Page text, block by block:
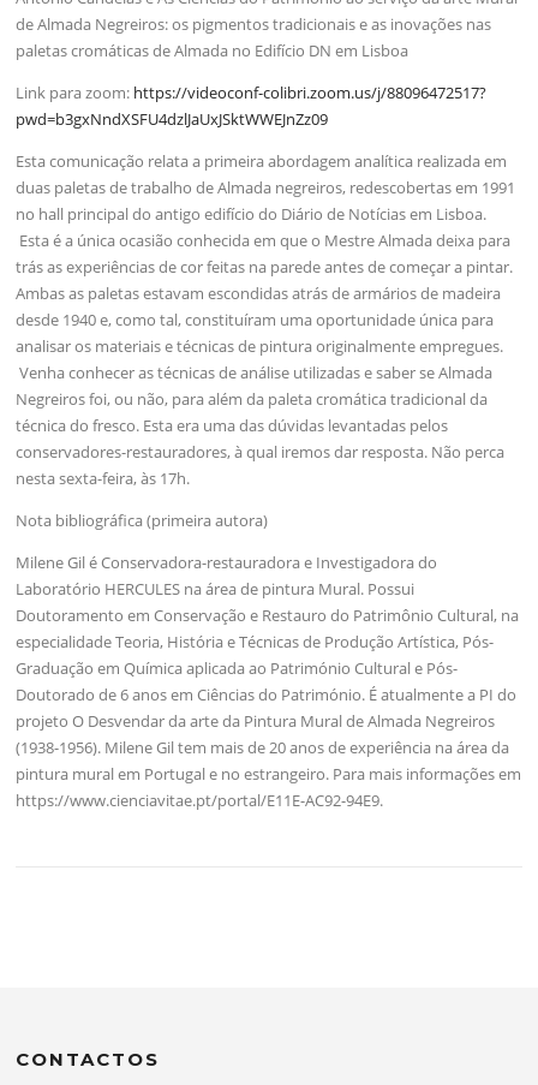
de Almada Negreiros: os pigmentos tradicionais e as inovações nas
paletas cromáticas de Almada no Edifício DN em Lisboa
Link para zoom: https://videoconf-colibri.zoom.us/j/88096472517?
pwd=b3gxNndXSFU4dzlJaUxJSktWWEJnZz09
Esta comunicação relata a primeira abordagem analítica realizada em
duas paletas de trabalho de Almada negreiros, redescobertas em 1991
no hall principal do antigo edifício do Diário de Notícias em Lisboa.
Esta é a única ocasião conhecida em que o Mestre Almada deixa para
trás as experiências de cor feitas na parede antes de começar a pintar.
Ambas as paletas estavam escondidas atrás de armários de madeira
desde 1940 e, como tal, constituíram uma oportunidade única para
analisar os materiais e técnicas de pintura originalmente empregues.
Venha conhecer as técnicas de análise utilizadas e saber se Almada
Negreiros foi, ou não, para além da paleta cromática tradicional da
técnica do fresco. Esta era uma das dúvidas levantadas pelos
conservadores-restauradores, à qual iremos dar resposta. Não perca
nesta sexta-feira, às 17h.
Nota bibliográfica (primeira autora)
Milene Gil é Conservadora-restauradora e Investigadora do
Laboratório HERCULES na área de pintura Mural. Possui
Doutoramento em Conservação e Restauro do Patrimônio Cultural, na
especialidade Teoria, História e Técnicas de Produção Artística, Pós-
Graduação em Química aplicada ao Património Cultural e Pós-
Doutorado de 6 anos em Ciências do Património. É atualmente a PI do
projeto O Desvendar da arte da Pintura Mural de Almada Negreiros
(1938-1956). Milene Gil tem mais de 20 anos de experiência na área da
pintura mural em Portugal e no estrangeiro. Para mais informações em
https://www.cienciavitae.pt/portal/E11E-AC92-94E9.
CONTACTOS